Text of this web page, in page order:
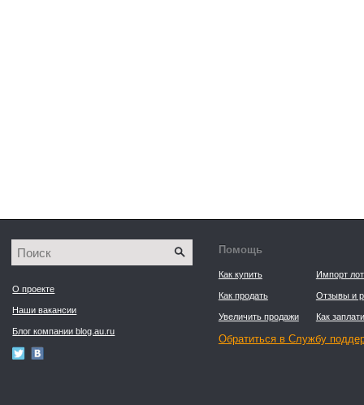
О проекте
Наши вакансии
Блог компании blog.au.ru
Помощь
Как купить
Как продать
Увеличить продажи
Импорт
Отзывы и
Как
Обратиться в Службу